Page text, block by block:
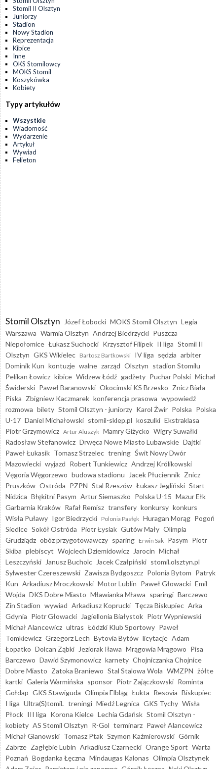
Stomil II Olsztyn
Juniorzy
Stadion
Nowy Stadion
Reprezentacja
Kibice
Inne
OKS Stomilowcy
MOKS Stomil
Koszykówka
Kobiety
Typy artykułów
Wszystkie
Wiadomość
Wydarzenie
Artykuł
Wywiad
Felieton
Stomil Olsztyn Józef Łobocki MOKS Stomil Olsztyn Legia
Warszawa Warmia Olsztyn Andrzej Biedrzycki Puszcza
Niepołomice Łukasz Suchocki Krzysztof Filipek II liga Stomil II
Olsztyn GKS Wikielec Bartosz Bartkowski IV liga sędzia arbiter
Dominik Kun kontuzje walne zarząd Olsztyn stadion Stomilu
Pelikan Łowicz kibice Widzew Łódź gadżety Puchar Polski Michał
Świderski Paweł Baranowski Okocimski KS Brzesko Znicz Biała
Piska Zbigniew Kaczmarek konferencja prasowa wypowiedź
rozmowa bilety Stomil Olsztyn - juniorzy Karol Żwir Polska Polska
U-17 Daniel Michałowski stomil-sklep.pl koszulki Ekstraklasa
Piotr Grzymowicz Artur Aluszyk Mamry Giżycko Wigry Suwałki
Radosław Stefanowicz Drwęca Nowe Miasto Lubawskie Dajtki
Paweł Łukasik Tomasz Strzelec trening Świt Nowy Dwór
Mazowiecki wyjazd Robert Tunkiewicz Andrzej Królikowski
Vęgoria Węgorzewo budowa stadionu Jacek Płuciennik Znicz
Pruszków Ostróda PZPN Stal Rzeszów Łukasz Jegliński Start
Nidzica Błękitni Pasym Artur Siemaszko Polska U-15 Mazur Ełk
Garbarnia Kraków Rafał Remisz transfery konkursy konkurs
Wisła Puławy Igor Biedrzycki Polonia Pasłęk Huragan Morąg Pogoń
Siedlce Sokół Ostróda Piotr Łysiak Gutów Mały Olimpia
Grudziądz obóz przygotowawczy sparing Erwin Sak Pasym Piotr
Skiba plebiscyt Wojciech Dziemidowicz Jarocin Michał
Leszczyński
Janusz Bucholc Jacek Czałpiński stomil.olsztyn.pl
Sylwester Czereszewski Zawisza Bydgoszcz Polonia Bytom Patryk
Kun Arkadiusz Mroczkowski Motor Lublin Paweł Głowacki Emil
Wojda DKS Dobre Miasto Mławianka Mława sparingi Barczewo
Zin Stadion wywiad Arkadiusz Koprucki Tęcza Biskupiec Arka
Gdynia Piotr Głowacki Jagiellonia Białystok Piotr Wypniewski
Michał Alancewicz ultras Łódzki Klub Sportowy Paweł
Tomkiewicz Grzegorz Lech Bytovia Bytów licytacje Adam
Łopatko Dolcan Ząbki Jeziorak Iława Mrągowia Mrągowo Pisa
Barczewo Dawid Szymonowicz karnety Chojniczanka Chojnice
Dobre Miasto Zatoka Braniewo Stal Stalowa Wola WMZPN żółte
kartki Galeria Warmińska sponsor Piotr Zajączkowski Rominta
Gołdap GKS Stawiguda Olimpia Elbląg Łukta Resovia Biskupiec
I liga Ultra(S)tomiL treningi Miedź Legnica GKS Tychy Wisła
Płock III liga Korona Kielce Lechia Gdańsk Stomil Olsztyn -
kobiety AS Stomil Olsztyn R-Gol terminarz Paweł Alancewicz
Michał Glanowski Tomasz Ptak Szymon Kaźmierowski Górnik
Zabrze Zagłębie Lubin Arkadiusz Czarnecki Orange Sport Warta
Poznań Bogdanka Łęczna Mindaugas Kalonas Olimpia Olsztynek